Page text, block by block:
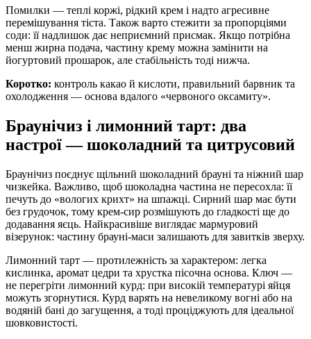
Помилки — теплі коржі, рідкий крем і надто агресивне
перемішування тіста. Також варто стежити за пропорціями
соди: її надлишок дає неприємний присмак. Якщо потрібна
менш жирна подача, частину крему можна замінити на
йогуртовий прошарок, але стабільність тоді нижча.
Коротко: контроль какао й кислоти, правильний барвник та
охолодження — основа вдалого «червоного оксамиту».
Браунічиз і лимонний тарт: два
настрої — шоколадний та цитрусовий
Браунічиз поєднує щільний шоколадний брауні та ніжний шар
чизкейка. Важливо, щоб шоколадна частина не пересохла: її
печуть до «вологих крихт» на шпажці. Сирний шар має бути
без грудочок, тому крем-сир розмішують до гладкості ще до
додавання яєць. Найкрасивіше виглядає мармуровий
візерунок: частину брауні-маси залишають для завитків зверху.
Лимонний тарт — протилежність за характером: легка
кислинка, аромат цедри та хрустка пісочна основа. Ключ —
не перегріти лимонний курд: при високій температурі яйця
можуть згорнутися. Курд варять на невеликому вогні або на
водяній бані до загущення, а тоді проціджують для ідеальної
шовковистості.